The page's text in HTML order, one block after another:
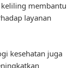
membantu
layanan
kesehatan juga